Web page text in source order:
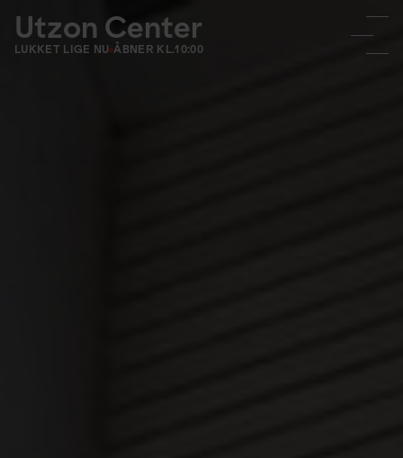
Utzon Center
LUKKET LIGE NU ÅBNER KL.10:00